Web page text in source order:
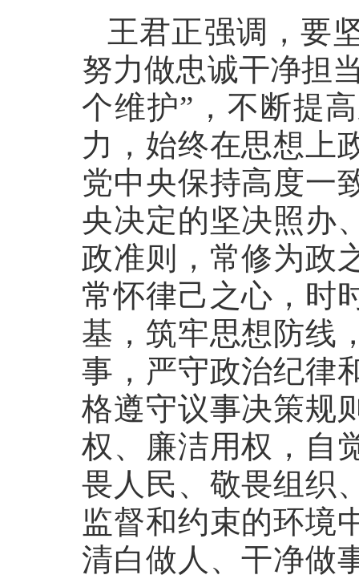
王君正强调，要
努力做忠诚干净担
个维护”，不断提
力，始终在思想上
党中央保持高度一
央决定的坚决照办
政准则，常修为政
常怀律己之心，时
基，筑牢思想防线
事，严守政治纪律
格遵守议事决策规
权、廉洁用权，自
畏人民、敬畏组织
监督和约束的环境
清白做人、干净做